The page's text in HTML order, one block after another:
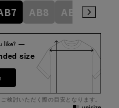
AB8 AB9
size
検討いただく際の目安となります。